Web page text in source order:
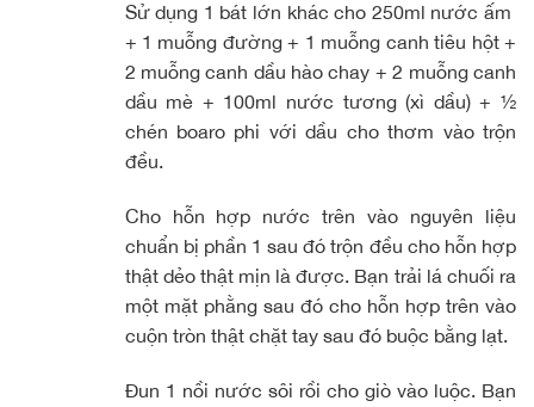
Sử dụng 1 bát lớn khác cho 250ml nước ấm
+ 1 muỗng đường + 1 muỗng canh tiêu hột +
2 muỗng canh dầu hào chay + 2 muỗng canh
dầu mè + 100ml nước tương (xì dầu) + ½
chén boaro phi với dầu cho thơm vào trộn
đều.
Cho hỗn hợp nước trên vào nguyên liệu
chuẩn bị phần 1 sau đó trộn đều cho hỗn hợp
thật dẻo thật mịn là được. Bạn trải lá chuối ra
một mặt phằng sau đó cho hỗn hợp trên vào
cuộn tròn thật chặt tay sau đó buộc bằng lạt.
Đun 1 nồi nước sôi rồi cho giò vào luộc. Bạn